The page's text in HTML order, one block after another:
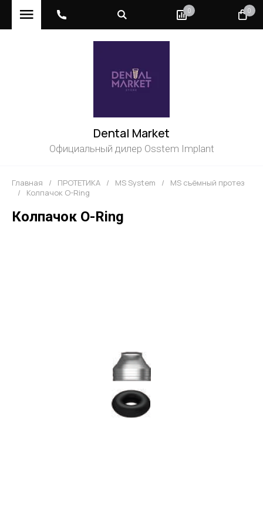
0 0
Dental Market
Официальный дилер Osstem Implant
Главная / ПРОТЕТИКА / MS System /
MS cъёмный протез
/
Колпачок O-Ring
Колпачок O-Ring